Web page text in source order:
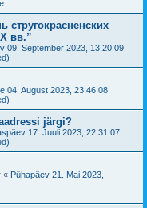
стругокрасненских
вв.”
09. September 2023, 13:20:09
04. August 2023, 23:46:08
järgi?
17. Juuli 2023, 22:31:07
« Pühapäev 21. Mai 2023,